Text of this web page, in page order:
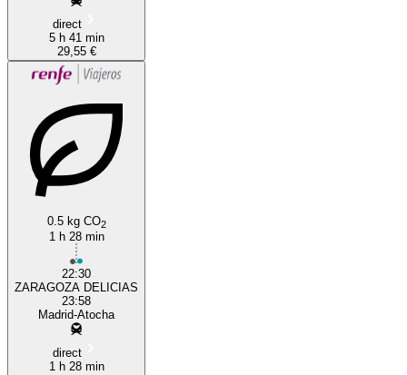
direct
5 h 41 min
29,55 €
0.5 kg CO2
1 h 28 min
22:30
ZARAGOZA DELICIAS
23:58
Madrid-Atocha
direct
1 h 28 min